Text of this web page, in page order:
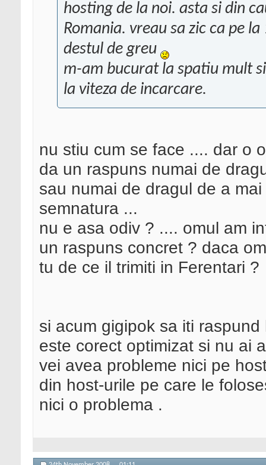
hosting de la noi. asta si din
Romania. vreau sa zic ca pe
destul de greu
m-am bucurat la spatiu mult
la viteza de incarcare.
nu stiu cum se face .... dar o
da un raspuns numai de
sau numai de dragul de a
semnatura ...
nu e asa odiv ? .... omul am
un raspuns concret ? daca
tu de ce il trimiti in Ferentari ?
si acum gigipok sa iti
este corect optimizat si nu ai
vei avea probleme nici pe
din host-urile pe care le
nici o problema .